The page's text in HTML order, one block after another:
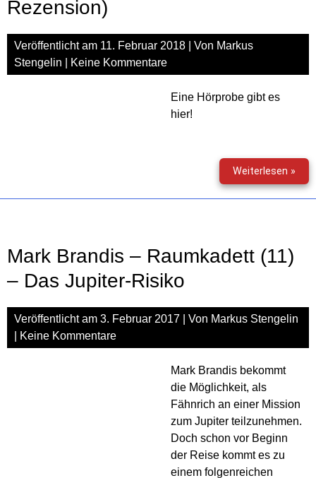
inkl.
Rezension)
Veröffentlicht am 11. Februar 2018 | Von Markus
Stengelin
Keine Kommentare
Eine Hörprobe gibt es
hier!
Weiterlesen »Die
drei
???
Mark Brandis – Raumkadett (11)
– Das Jupiter-Risiko
Veröffentlicht am 3. Februar 2017 | Von Markus Stengelin
Keine Kommentare
Mark Brandis bekommt
die Möglichkeit, als
Fähnrich an einer Mission
zum Jupiter teilzunehmen.
Doch schon vor Beginn
der Reise kommt es zu
einem folgenreichen